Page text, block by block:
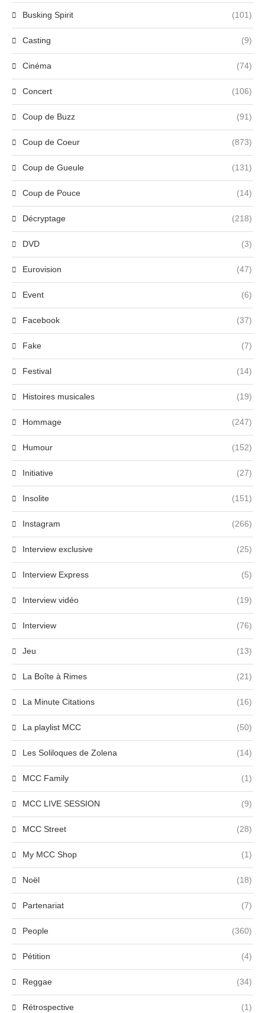
Busking Spirit (101)
Casting (9)
Cinéma (74)
Concert (106)
Coup de Buzz (91)
Coup de Coeur (873)
Coup de Gueule (131)
Coup de Pouce (14)
Décryptage (218)
DVD (3)
Eurovision (47)
Event (6)
Facebook (37)
Fake (7)
Festival (14)
Histoires musicales (19)
Hommage (247)
Humour (152)
Initiative (27)
Insolite (151)
Instagram (266)
Interview exclusive (25)
Interview Express (5)
Interview vidéo (19)
Interview (76)
Jeu (13)
La Boîte à Rimes (21)
La Minute Citations (16)
La playlist MCC (50)
Les Soliloques de Zolena (14)
MCC Family (1)
MCC LIVE SESSION (9)
MCC Street (28)
My MCC Shop (1)
Noël (18)
Partenariat (7)
People (360)
Pétition (4)
Reggae (34)
Rétrospective (1)